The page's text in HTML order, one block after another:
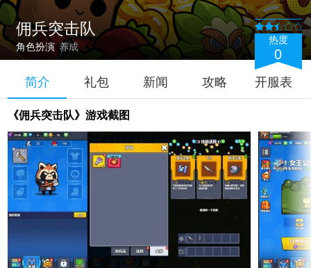
佣兵突击队
角色扮演 养成
热度
0
简介 礼包 新闻 攻略 开服表
《佣兵突击队》游戏截图